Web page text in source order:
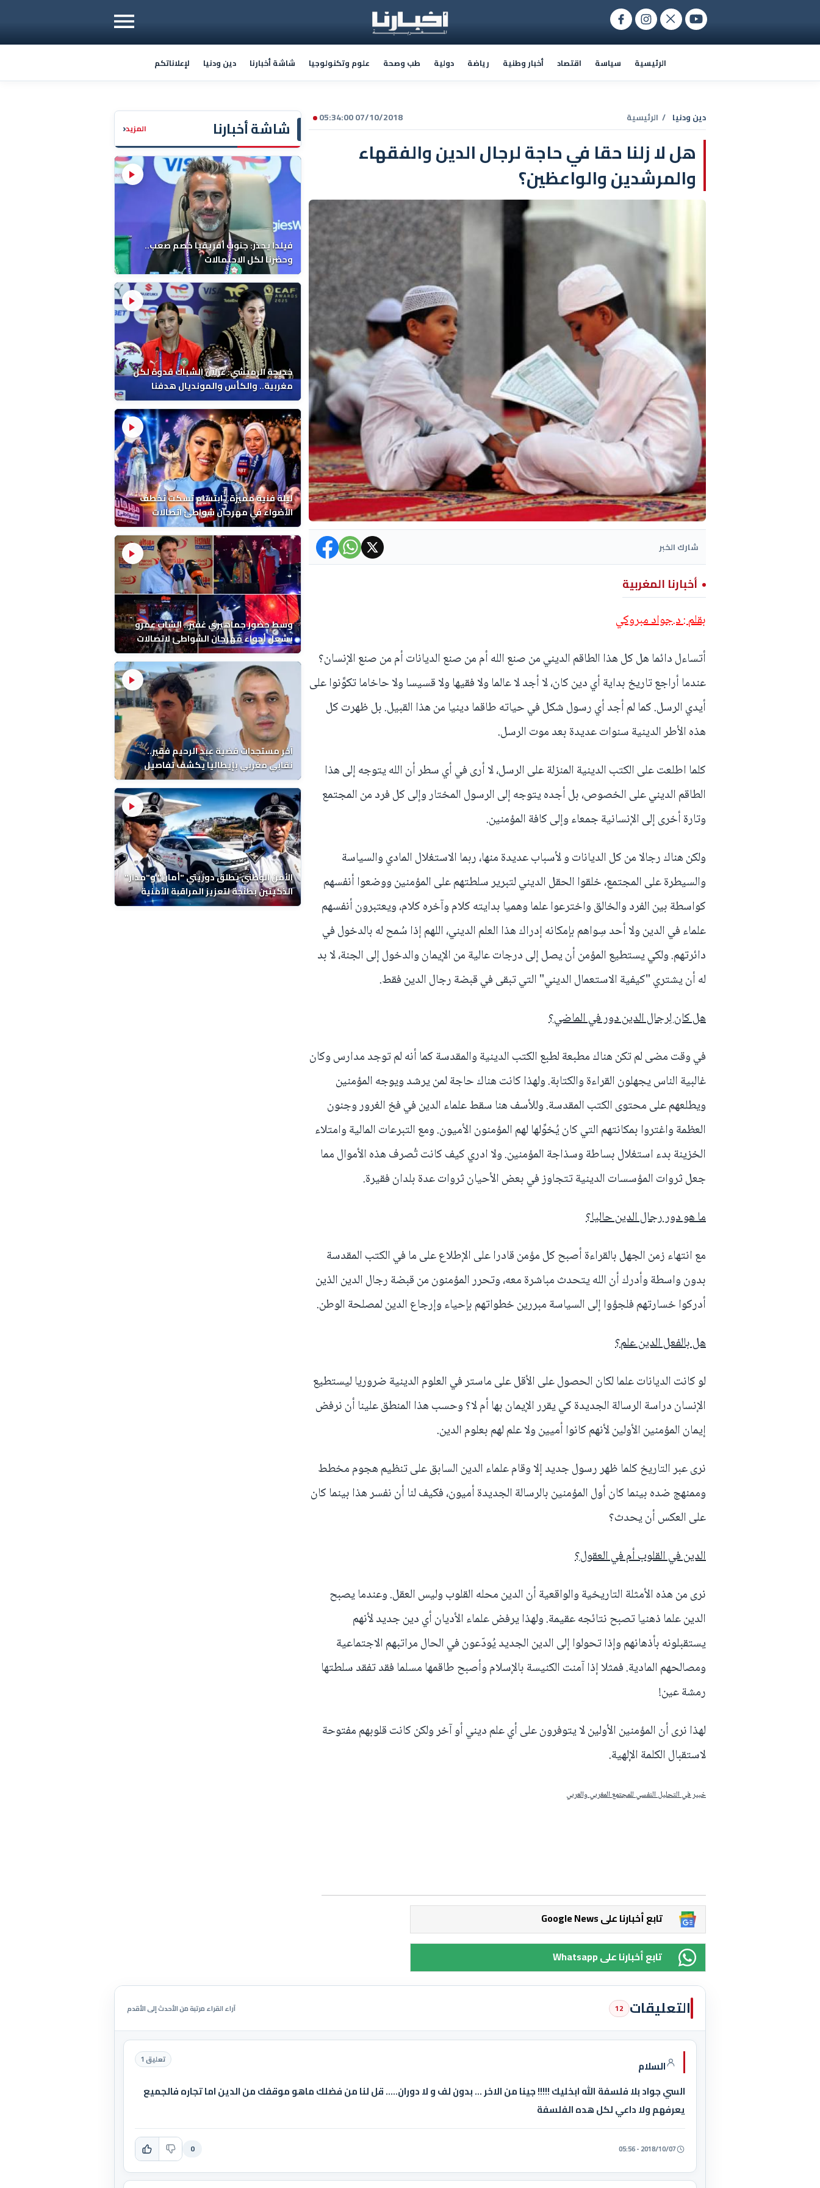
الرئيسية سياسة اقتصاد أخبار وطنية رياضة دولية طب وصحة علوم وتكنولوجيا شاشة أخبارنا دين ودنيا لإعلاناتكم
شاشة أخبارنا المزيد‹
فيلدا يحذر: جنوب أفريقيا خصم صعب..
وحضرنا لكل الاحتمالات
خديجة الرميشي: غزلان الشباك قدوة لكل
مغربية.. والكأس والمونديال هدفنا
ليلة فنية مميزة.. ابتسام تسكت تخطف
الأضواء في مهرجان شواطئ اتصالات
المغرب بالمضيق
وسط حضور جماهيري غفير.. الشاب عمرو
يشعل أجواء مهرجان الشواطئ لاتصالات
المغرب بطنجة
آخر مستجدات قضية عبد الرحيم فقير..
نقابي مغربي بإيطاليا يكشف تفاصيل
الوفاة ونتائج التشريح
الأمن الوطني يطلق دوريتي "أمان" و"مدار"
الذكيتين بطنجة لتعزيز المراقبة الأمنية
07/10/2018 05:34:00 دين ودنيا / الرئيسية
هل لا زلنا حقا في حاجة لرجال الدين والفقهاء
والمرشدين والواعظين؟
شارك الخبر
أخبارنا المغربية
بقلم : د.جواد مبروكي
أتساءل دائما هل كل هذا الطاقم الديني من صنع الله أم من صنع الديانات أم من صنع الإنسان؟
عندما أراجع تاريخ بداية أي دين كان، لا أجد لا عالما ولا فقيها ولا قسيسا ولا حاخاما تكوَّنوا على
أيدي الرسل. كما لم أجد أي رسول شكل في حياته طاقما دينيا من هذا القبيل. بل ظهرت كل
هذه الأطر الدينية سنوات عديدة بعد موت الرسل.
كلما اطلعت على الكتب الدينية المنزلة على الرسل، لا أرى في أي سطر أن الله يتوجه إلى هذا
الطاقم الديني على الخصوص، بل أجده يتوجه إلى الرسول المختار وإلى كل فرد من المجتمع
وتارة أخرى إلى الإنسانية جمعاء وإلى كافة المؤمنين.
ولكن هناك رجالا من كل الديانات و لأسباب عديدة منها، ربما الاستغلال المادي والسياسة
والسيطرة على المجتمع، خلقوا الحقل الديني لتبرير سلطتهم على المؤمنين ووضعوا أنفسهم
كواسطة بين الفرد والخالق واخترعوا علما وهميا بدايته كلام وآخره كلام، ويعتبرون أنفسهم
علماء في الدين ولا أحد سِواهم بإمكانه إدراك هذا العلم الديني، اللهم إذا سُمح له بالدخول في
دائرتهم. ولكي يستطيع المؤمن أن يصل إلى درجات عالية من الإيمان والدخول إلى الجنة، لا بد
له أن يشتري "كيفية الاستعمال الديني" التي تبقى في قبضة رجال الدين فقط.
هل كان لِرجال الدين دور في الماضي؟
في وقت مضى لم تكن هناك مطبعة لطبع الكتب الدينية والمقدسة كما أنه لم توجد مدارس وكان
غالبية الناس يجهلون القراءة والكتابة. ولهذا كانت هناك حاجة لمن يرشد ويوجه المؤمنين
ويطلعهم على محتوى الكتب المقدسة. وللأسف هنا سقط علماء الدين في فخ الغرور وجنون
العظمة واغتروا بمكانتهم التي كان يُخوِّلها لهم المؤمنون الأميون. ومع التبرعات المالية وامتلاء
الخزينة بدء استغلال بساطة وسذاجة المؤمنين. ولا ادري كيف كانت تُصرف هذه الأموال مما
جعل ثروات المؤسسات الدينية تتجاوز في بعض الأحيان ثروات عدة بلدان فقيرة.
ما هو دور رجال الدين حاليا؟
مع انتهاء زمن الجهل بالقراءة أصبح كل مؤمن قادرا على الإطلاع على ما في الكتب المقدسة
بدون واسطة وأدرك أن الله يتحدث مباشرة معه، وتحرر المؤمنون من قبضة رجال الدين الذين
أدركوا خسارتهم فلجؤوا إلى السياسة مبررين خطواتهم بإحياء وإرجاع الدين لمصلحة الوطن.
هل بالفعل الدين علم؟
لو كانت الديانات علما لكان الحصول على الأقل على ماستر في العلوم الدينية ضروريا ليستطيع
الإنسان دراسة الرسالة الجديدة كي يقرر الإيمان بها أم لا؟ وحسب هذا المنطق علينا أن نرفض
إيمان المؤمنين الأولين لأنهم كانوا أميين ولا علم لهم بعلوم الدين.
نرى عبر التاريخ كلما ظهر رسول جديد إلا وقام علماء الدين السابق على تنظيم هجوم مخطط
وممنهج ضده بينما كان أول المؤمنين بالرسالة الجديدة أميون، فكيف لنا أن نفسر هذا بينما كان
على العكس أن يحدث؟
الدين في القلوب أم في العقول؟
نرى من هذه الأمثلة التاريخية والواقعية أن الدين محله القلوب وليس العقل. وعندما يصبح
الدين علما ذهنيا تصبح نتائجه عقيمة. ولهذا يرفض علماء الأديان أي دين جديد لأنهم
يستقبلونه بأذهانهم وإذا تحولوا إلى الدين الجديد يُودّعون في الحال مراتبهم الاجتماعية
ومصالحهم المادية. فمثلا إذا آمنت الكنيسة بالإسلام وأصبح طاقمها مسلما فقد تفقد سلطتها
رمشة عين!
لهذا نرى أن المؤمنين الأولين لا يتوفرون على أي علم ديني أو آخر ولكن كانت قلوبهم مفتوحة
لاستقبال الكلمة الإلهية.
خبير في التحليل النفسي للمجتمع المغربي والعربي
Google News تابع أخبارنا على
Whatsapp تابع أخبارنا على
التعليقات 12 آراء القراء مرتبة من الأحدث إلى الأقدم
السلام تعليق 1
السي جواد بلا فلسفة الله ابخليك !!!!! جينا من الاخر ... بدون لف و لا دوران..... قل لنا من فضلك ماهو موقفك من الدين اما تجاره فالجميع
يعرفهم ولا داعي لكل هده الفلسفة
2018/10/07 - 05:56
0